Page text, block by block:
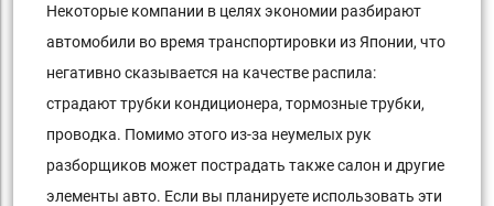
Некоторые компании в целях экономии разбирают
автомобили во время транспортировки из Японии, что
негативно сказывается на качестве распила:
страдают трубки кондиционера, тормозные трубки,
проводка. Помимо этого из-за неумелых рук
разборщиков может пострадать также салон и другие
элементы авто. Если вы планируете использовать эти